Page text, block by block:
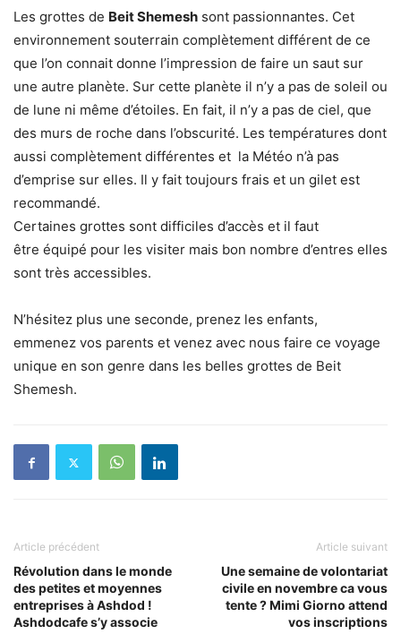
Les grottes de Beit Shemesh sont passionnantes. Cet
environnement souterrain complètement différent de ce
que l’on connait donne l’impression de faire un saut sur
une autre planète. Sur cette planète il n’y a pas de soleil ou
de lune ni même d’étoiles. En fait, il n’y a pas de ciel, que
des murs de roche dans l’obscurité. Les températures dont
aussi complètement différentes et la Météo n’à pas
d’emprise sur elles. Il y fait toujours frais et un gilet est
recommandé.
Certaines grottes sont difficiles d’accès et il faut
être équipé pour les visiter mais bon nombre d’entres elles
sont très accessibles.
N’hésitez plus une seconde, prenez les enfants,
emmenez vos parents et venez avec nous faire ce voyage
unique en son genre dans les belles grottes de Beit
Shemesh.
Article précédent
Révolution dans le monde
des petites et moyennes
entreprises à Ashdod !
Ashdodcafe s’y associe
Article suivant
Une semaine de volontariat
civile en novembre ca vous
tente ? Mimi Giorno attend
vos inscriptions